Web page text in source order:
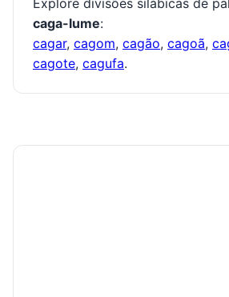
Explore divisões silábicas de
caga-lume:
cagar, cagom, cagão, cagoã,
cagote, cagufa.